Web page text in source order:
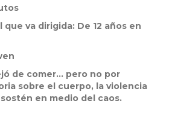
va dirigida: De 12 años en
de comer… pero no por
sobre el cuerpo, la violencia
en medio del caos.